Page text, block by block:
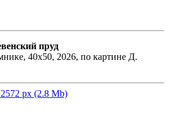
пруд
40x50, 2026, по картине Д.
px (2.8 Mb)